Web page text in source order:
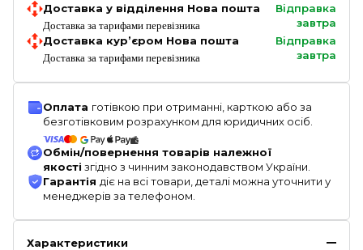
Доставка у відділення Нова пошта
Доставка за тарифами перевізника
Відправка
завтра
Доставка кур’єром Нова пошта
Доставка за тарифами перевізника
Відправка
завтра
Оплата готівкою при отриманні, карткою або за
безготівковим розрахунком для юридичних осіб.
Обмін/повернення товарів належної
якості згідно з чинним законодавством України.
Гарантія діє на всі товари, деталі можна уточнити у
менеджерів за телефоном.
Характеристики